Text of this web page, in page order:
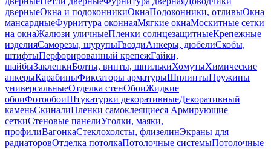
дверныеОкна и подоконникиОкнаПодоконники, отливыОкна
мансардныеФурнитура оконнаяМягкие окнаМоскитные сетки
на окнаЖалюзи уличныеПленки солнцезащитныеКрепежные
изделияСаморезы, шурупыГвоздиАнкеры, дюбелиСкобы,
штифтыПерфорированный крепежГайки,
шайбыЗаклепкиБолты, винты, шпилькиХомутыХимические
анкерыКарабиныФиксаторы арматурыШплинтыПружины
универсальныеОтделка стенОбоиЖидкие
обоиФотообоиШтукатурки декоративныеДекоративный
каменьСкиналиПленки самоклеящиеся Армирующие
сеткиСтеновые панелиУголки, маяки,
профилиВагонкаСтеклохолсты, флизелинЭкраны для
радиаторовОтделка потолкаПотолочные системыПотолочные